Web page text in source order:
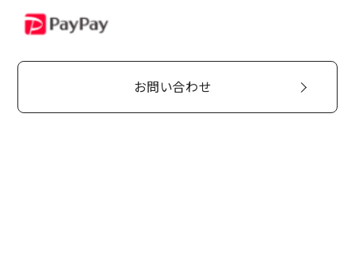
PayPay
お問い合わせ